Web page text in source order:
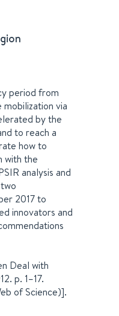
period from
via
by the
to reach a
how to
with the
analysis and
2017 to
innovators and
Deal with
p. 1–17.
of Science)].